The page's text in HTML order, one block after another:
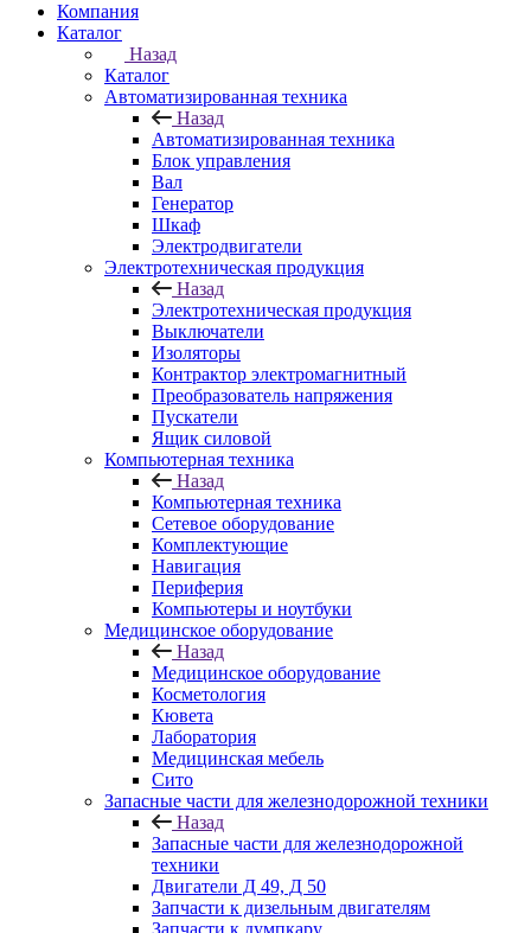
Компания
Каталог
Назад
Каталог
Автоматизированная техника
Назад
Автоматизированная техника
Блок управления
Вал
Генератор
Шкаф
Электродвигатели
Электротехническая продукция
Назад
Электротехническая продукция
Выключатели
Изоляторы
Контрактор электромагнитный
Преобразователь напряжения
Пускатели
Ящик силовой
Компьютерная техника
Назад
Компьютерная техника
Сетевое оборудование
Комплектующие
Навигация
Периферия
Компьютеры и ноутбуки
Медицинское оборудование
Назад
Медицинское оборудование
Косметология
Кювета
Лаборатория
Медицинская мебель
Сито
Запасные части для железнодорожной техники
Назад
Запасные части для железнодорожной
техники
Двигатели Д 49, Д 50
Запчасти к дизельным двигателям
Запчасти к думпкару